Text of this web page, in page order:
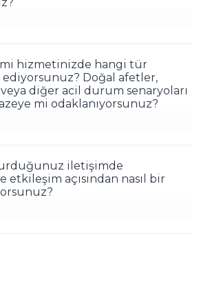
hizmetinizde hangi tür
Doğal afetler,
diğer acil durum senaryoları
mi odaklanıyorsunuz?
iletişimde
açısından nasıl bir